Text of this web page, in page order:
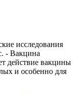
исследования
- Вакцина
действие вакцины
и особенно для